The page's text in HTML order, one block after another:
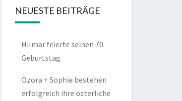
NEUESTE BEITRÄGE
Hilmar feierte seinen 70.
Geburtstag
Ozora + Sophie bestehen
erfolgreich ihre österliche